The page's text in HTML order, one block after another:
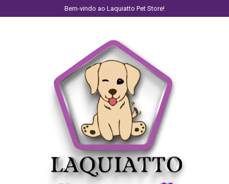
Bem-vindo ao Laquiatto Pet Store!